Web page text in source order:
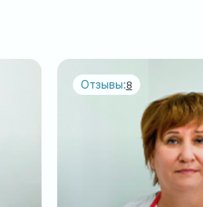
Отзывы:8